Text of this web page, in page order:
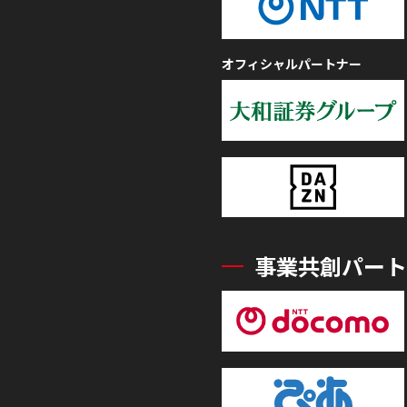
オフィシャルパートナー
事業共創パー